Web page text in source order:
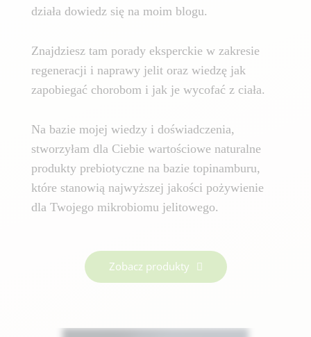
działa dowiedz się na moim blogu.
Znajdziesz tam porady eksperckie w zakresie
regeneracji i naprawy jelit oraz wiedzę jak
zapobiegać chorobom i jak je wycofać z ciała.
Na bazie mojej wiedzy i doświadczenia,
stworzyłam dla Ciebie wartościowe naturalne
produkty prebiotyczne na bazie topinamburu,
które stanowią najwyższej jakości pożywienie
dla Twojego mikrobiomu jelitowego.
Zobacz produkty